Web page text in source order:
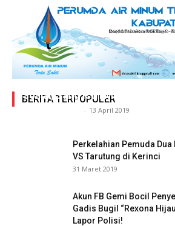
BERITA TERPOPULER
Adegan Ranjang Dua Kadis,
Sosial, Sang Istri Miliki Bukti
- 13 April 2019
Perkelahian Pemuda Dua
VS Tarutung di Kerinci
31 Maret 2019
Akun FB Gemi Bocil
Gadis Bugil “Rexona
Lapor Polisi!